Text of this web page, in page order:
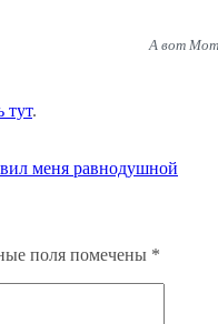
А вот
тут.
меня равнодушной
поля помечены *